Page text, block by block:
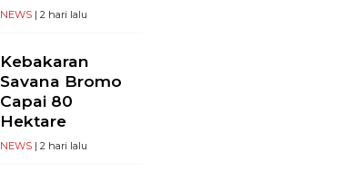
NEWS | 2 hari lalu
Kebakaran
Savana Bromo
Capai 80
Hektare
NEWS | 2 hari lalu